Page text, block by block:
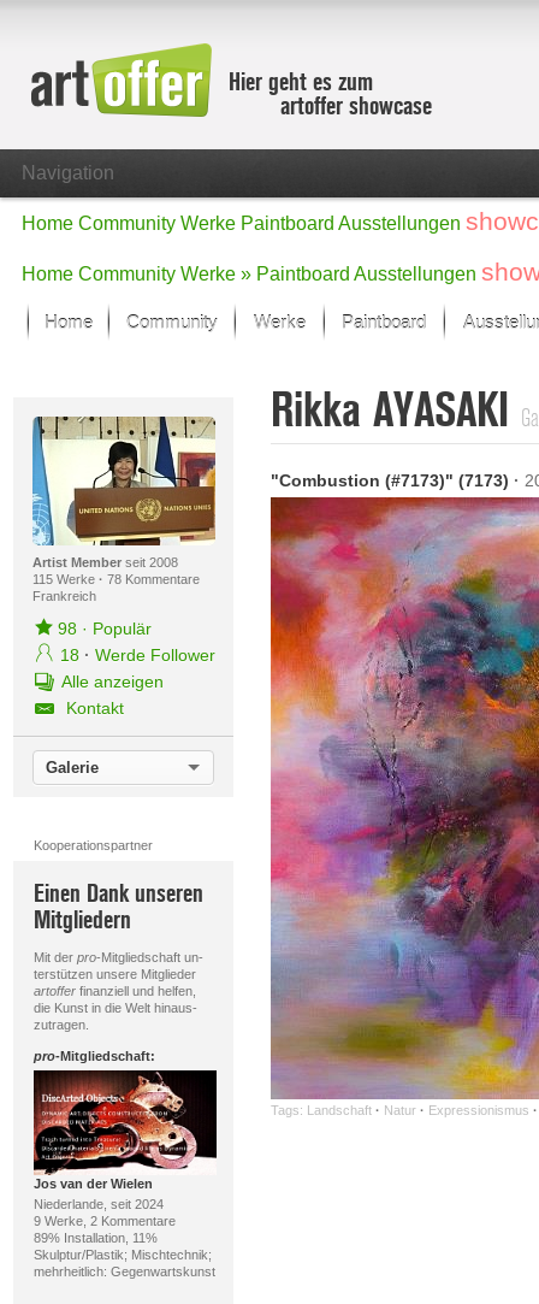
Hier geht es zum
artoffer showcase
Navigation
Home Community Werke Paintboard Ausstellungen
Home Community Werke » Paintboard Ausstellungen
Home Community Werke
Der letzte Monat im Fokus
Alle Fokus-Werke
Fokus-Werke
Neue Werke – Auswahl
Alle neuen Werke
Paintboard
Artist Memberseit 2008
115 Werke · 78 Kommentare
Frankreich
98· Populär
18 · Werde Follower
Alle anzeigen
Kontakt
Galerie
Kooperationspartner
Einen Dank unseren
Mitgliedern
Mit der pro-Mitgliedschaft un-
terstützen unsere Mitglieder
artofferfinanziell und helfen,
die Kunst in die Welt hinaus-
zutragen.
pro-Mitgliedschaft:
Jos van der Wielen
Niederlande, seit 2024
9 Werke, 2 Kommentare
89% Installation, 11%
Skulptur/Plastik; Mischtechnik;
mehrheitlich: Gegenwartskunst
Rikka AYASAKI
"Combustion (#7173)" (7173) ·
Tags: Landschaft · Natur · Expressionismus ·